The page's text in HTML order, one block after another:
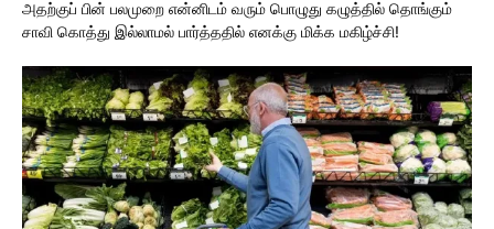
அதற்குப் பின் பலமுறை என்னிடம் வரும் பொழுது கழுத்தில் தொங்கும்
சாவி கொத்து இல்லாமல் பார்த்ததில் எனக்கு மிக்க மகிழ்ச்சி!